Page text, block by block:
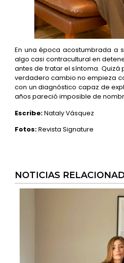
En una época acostumbrada a
algo casi contracultural en
antes de tratar el síntoma. Quizá
verdadero cambio no empieza
con un diagnóstico capaz de
años pareció imposible de
Escribe:Nataly Vásquez
Fotos:Revista Signature
NOTICIAS